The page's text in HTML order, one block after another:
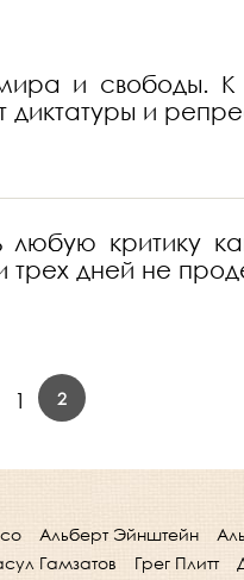
и свободы.
и
критику
трех дней не
1 2
Альберт Эйнштейн
Гамзатов Грег Плитт